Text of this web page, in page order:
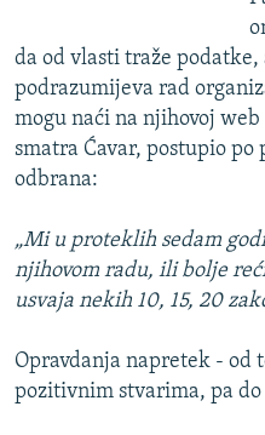
da od vlasti traže podatke,
podrazumijeva rad
mogu naći na njihovoj
smatra Ćavar, postupio
odbrana:
„Mi u proteklih sedam
njihovom radu, ili bolje
usvaja nekih 10, 15, 20
Opravdanja napretek - od
pozitivnim stvarima, pa